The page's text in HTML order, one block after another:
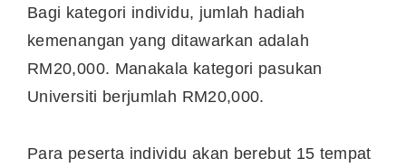
Bagi kategori individu, jumlah hadiah
kemenangan yang ditawarkan adalah
RM20,000. Manakala kategori pasukan
Universiti berjumlah RM20,000.
Para peserta individu akan berebut 15 tempat